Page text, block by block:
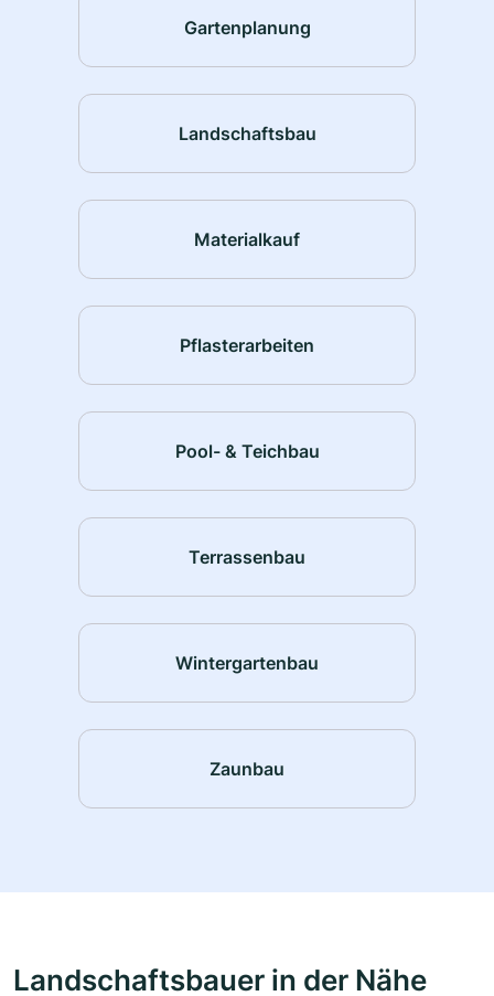
Gartenplanung
Landschaftsbau
Materialkauf
Pflasterarbeiten
Pool- & Teichbau
Terrassenbau
Wintergartenbau
Zaunbau
Landschaftsbauer in der Nähe